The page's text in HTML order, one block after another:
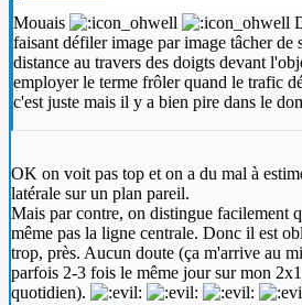
Mouais
faisant défiler image par image tâcher de
distance au travers des doigts devant
employer le terme frôler quand le trafic
c'est juste mais il y a bien pire dans le
OK on voit pas top et on a du mal à
latérale sur un plan pareil.
Mais par contre, on distingue facilement
même pas la ligne centrale. Donc il est
trop, près. Aucun doute (ça m'arrive au
parfois 2-3 fois le même jour sur mon
quotidien).